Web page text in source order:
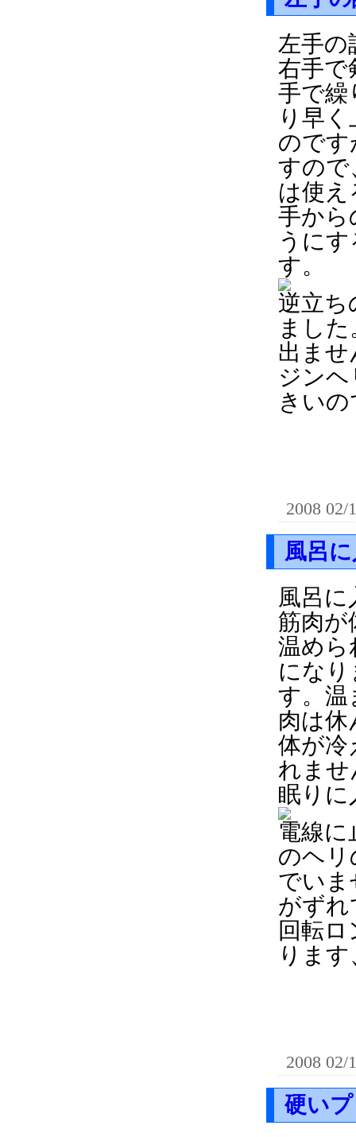
左手の
右手で
手で繰
り早
のです
すので
は使
手から
うに
す。
逆立ち
まし
出ませ
ジン
きい
2008 02/
風呂
風呂
筋肉が
温めら
にな
す。温
肉は
体が冷
れませ
眠りに
電線
のヘリ
でいま
がずれ
回転
りま
2008 02/
硬い